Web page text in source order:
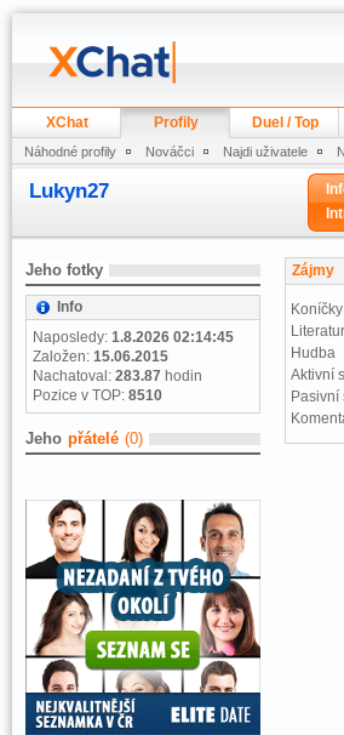
XChat Profily Duel / Top
Náhodné profily Nováčci Najdi uživatele
Lukyn27
Jeho fotky
Info
Naposledy: 1.8.2026 02:14:45
Založen: 15.06.2015
Nachatoval: 283.87 hodin
Pozice v TOP: 8510
Jeho přátelé (0)
Zájmy
Koníčky
Hudba
Aktivní
Pasivní